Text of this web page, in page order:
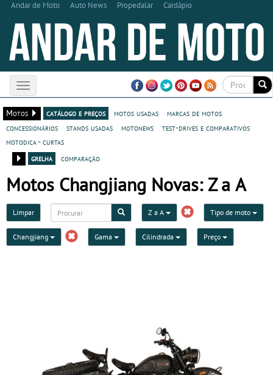
Andar de Moto Auto News Propedalar Cardápio
Toggle
navigation
Motos
catálogo e preços motos usadas
marcas de motos
concessionários
stands usadas motonews
test-drives e comparativos
motodica - curtas
grelha
comparação
Motos Changjiang Novas: Z a A
Limpar Z a A Tipo de moto
Changjiang Gama Cilindrada Preço